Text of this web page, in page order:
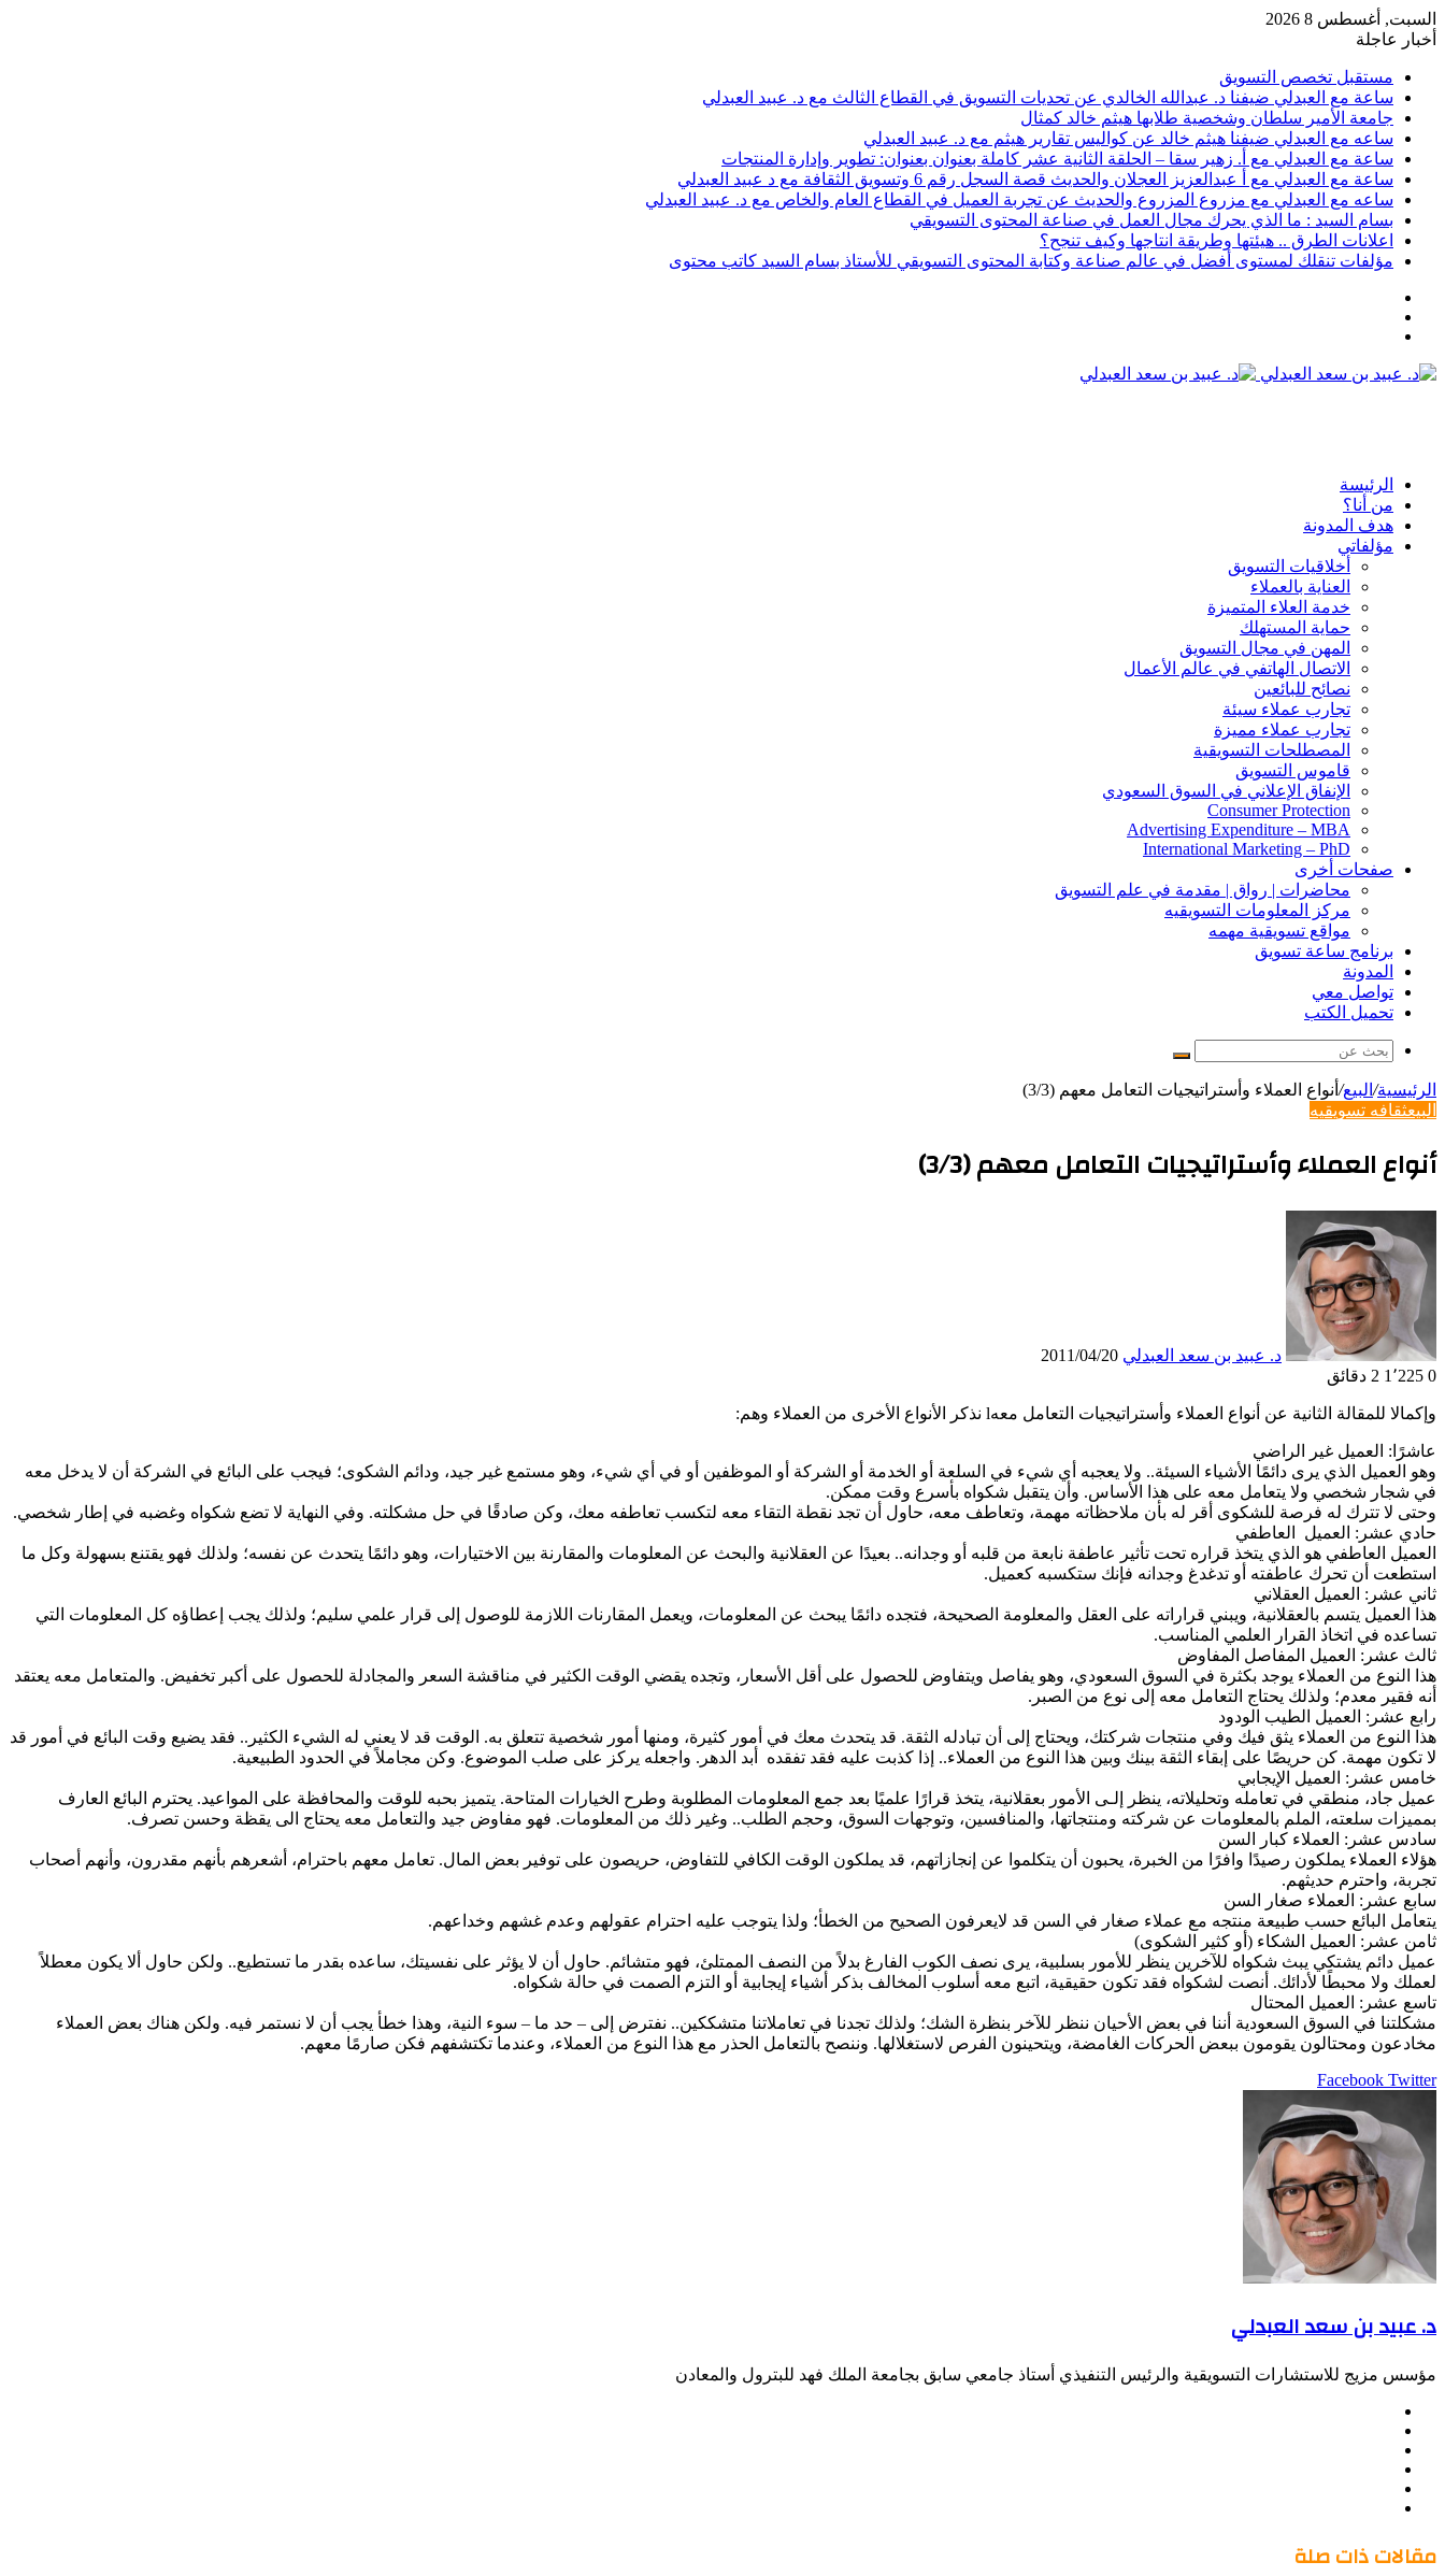
السبت, أغسطس 8 2026
أخبار عاجلة
مستقبل تخصص التسويق
ساعة مع العبدلي ضيفنا د. عبدالله الخالدي عن تحديات التسويق في القطاع الثالث مع د. عبيد العبدلي
جامعة الأمير سلطان وشخصية طلابها هيثم خالد كمثال
ساعه مع العبدلي ضيفنا هيثم خالد عن كواليس تقارير هيثم مع د. عبيد العبدلي
ساعة مع العبدلي مع أ. زهير سقا – الحلقة الثانية عشر كاملة بعنوان بعنوان: تطوير وإدارة المنتجات
ساعة مع العبدلي مع أ عبدالعزيز العجلان والحديث قصة السجل رقم 6 وتسويق الثقافة مع د عبيد العبدلي
ساعه مع العبدلي مع مزروع المزروع والحديث عن تجربة العميل في القطاع العام والخاص مع د. عبيد العبدلي
بسام السيد : ما الذي يحرك مجال العمل في صناعة المحتوى التسويقي
اعلانات الطرق .. هيئتها وطريقة انتاجها وكيف تنجح؟
مؤلفات تنقلك لمستوى أفضل في عالم صناعة وكتابة المحتوى التسويقي للأستاذ بسام السيد كاتب محتوى
القائمة
الرئيسة
من أنا؟
هدف المدونة
مؤلفاتي
أخلاقيات التسويق
العناية بالعملاء
خدمة العلاء المتميزة
حماية المستهلك
المهن في مجال التسويق
الاتصال الهاتفي في عالم الأعمال
نصائح للبائعين
تجارب عملاء سيئة
تجارب عملاء مميزة
المصطلحات التسويقية
قاموس التسويق
الإنفاق الإعلاني في السوق السعودي
Consumer Protection
Advertising Expenditure – MBA
International Marketing – PhD
صفحات أخرى
محاضرات | رواق | مقدمة في علم التسويق
مركز المعلومات التسويقيه
مواقع تسويقية مهمه
برنامج ساعة تسويق
المدونة
تواصل معي
تحميل الكتب
بحث
عن
الرئيسية/ البيع/ أنواع العملاء وأستراتيجيات التعامل معهم (3/3)
البيعثقافه تسويقيه
أنواع العملاء وأستراتيجيات التعامل معهم (3/3)
د. عبيد بن سعد العبدلي 2011/04/20
0
2 دقائق
وإكمالا للمقالة الثانية عن أنواع العملاء وأستراتيجيات التعامل معهl نذكر الأنواع الأخرى من العملاء وهم:
عاشرًا: العميل غير الراضي
وهو العميل الذي يرى دائمًا الأشياء السيئة.. ولا يعجبه أي شيء في السلعة أو الخدمة أو الشركة أو الموظفين أو في أي شيء، وهو مستمع غير جيد، ودائم الشكوى؛ فيجب على البائع في الشركة أن لا يدخل معه
في شجار شخصي ولا يتعامل معه على هذا الأساس. وأن يتقبل شكواه بأسرع وقت ممكن.
وحتى لا تترك له فرصة للشكوى أقر له بأن ملاحظاته مهمة، وتعاطف معه، حاول أن تجد نقطة التقاء معه لتكسب تعاطفه معك، وكن صادقًا في حل مشكلته. وفي النهاية لا تضع شكواه وغضبه في إطار شخصي.
حادي عشر: العميل العاطفي
العميل العاطفي هو الذي يتخذ قراره تحت تأثير عاطفة نابعة من قلبه أو وجدانه.. بعيدًا عن العقلانية والبحث عن المعلومات والمقارنة بين الاختيارات، وهو دائمًا يتحدث عن نفسه؛ ولذلك فهو يقتنع بسهولة وكل ما
استطعت أن تحرك عاطفته أو تدغدغ وجدانه فإنك ستكسبه كعميل.
ثاني عشر: العميل العقلاني
هذا العميل يتسم بالعقلانية، ويبني قراراته على العقل والمعلومة الصحيحة، فتجده دائمًا يبحث عن المعلومات، ويعمل المقارنات اللازمة للوصول إلى قرار علمي سليم؛ ولذلك يجب إعطاؤه كل المعلومات التي
تساعده في اتخاذ القرار العلمي المناسب.
ثالث عشر: العميل المفاصل المفاوض
هذا النوع من العملاء يوجد بكثرة في السوق السعودي، وهو يفاصل ويتفاوض للحصول على أقل الأسعار، وتجده يقضي الوقت الكثير في مناقشة السعر والمجادلة للحصول على أكبر تخفيض. والمتعامل معه يعتقد
أنه فقير معدم؛ ولذلك يحتاج التعامل معه إلى نوع من الصبر.
رابع عشر: العميل الطيب الودود
هذا النوع من العملاء يثق فيك وفي منتجات شركتك، ويحتاج إلى أن تبادله الثقة. قد يتحدث معك في أمور كثيرة، ومنها أمور شخصية تتعلق به. الوقت قد لا يعني له الشيء الكثير.. فقد يضيع وقت البائع في أمور قد
لا تكون مهمة. كن حريصًا على إبقاء الثقة بينك وبين هذا النوع من العملاء.. إذا كذبت عليه فقد تفقده أبد الدهر. واجعله يركز على صلب الموضوع. وكن مجاملاً في الحدود الطبيعية.
خامس عشر: العميل الإيجابي
عميل جاد، منطقي في تعامله وتحليلاته، ينظر إلـى الأمور بعقلانية، يتخذ قرارًا علميًا بعد جمع المعلومات المطلوبة وطرح الخيارات المتاحة. يتميز بحبه للوقت والمحافظة على المواعيد. يحترم البائع العارف
بمميزات سلعته، الملم بالمعلومات عن شركته ومنتجاتها، والمنافسين، وتوجهات السوق، وحجم الطلب.. وغير ذلك من المعلومات. فهو مفاوض جيد والتعامل معه يحتاج الى يقظة وحسن تصرف.
سادس عشر: العملاء كبار السن
هؤلاء العملاء يملكون رصيدًا وافرًا من الخبرة، يحبون أن يتكلموا عن إنجازاتهم، قد يملكون الوقت الكافي للتفاوض، حريصون على توفير بعض المال. تعامل معهم باحترام، أشعرهم بأنهم مقدرون، وأنهم أصحاب
تجربة، واحترم حديثهم.
سابع عشر: العملاء صغار السن
يتعامل البائع حسب طبيعة منتجه مع عملاء صغار في السن قد لايعرفون الصحيح من الخطأ؛ ولذا يتوجب عليه احترام عقولهم وعدم غشهم وخداعهم.
ثامن عشر: العميل الشكاء (أو كثير الشكوى)
عميل دائم يشتكي يبث شكواه للآخرين ينظر للأمور بسلبية، يرى نصف الكوب الفارغ بدلاً من النصف الممتلئ، فهو متشائم. حاول أن لا يؤثر على نفسيتك، ساعده بقدر ما تستطيع.. ولكن حاول ألا يكون معطلاً
لعملك ولا محبطًا لأدائك. أنصت لشكواه فقد تكون حقيقية، اتبع معه أسلوب المخالف بذكر أشياء إيجابية أو التزم الصمت في حالة شكواه.
تاسع عشر: العميل المحتال
مشكلتنا في السوق السعودية أننا في بعض الأحيان ننظر للآخر بنظرة الشك؛ ولذلك تجدنا في تعاملاتنا متشككين.. نفترض إلى – حد ما – سوء النية، وهذا خطأ يجب أن لا نستمر فيه. ولكن هناك بعض العملاء
مخادعون ومحتالون يقومون ببعض الحركات الغامضة، ويتحينون الفرص لاستغلالها. وننصح بالتعامل الحذر مع هذا النوع من العملاء، وعندما تكتشفهم فكن صارمًا معهم.
Facebook Twitter
LinkedIn
Pinterest
مشاركة
عبر
البريد
طباعة
د. عبيد بن سعد العبدلي
مؤسس مزيج للاستشارات التسويقية والرئيس التنفيذي أستاذ جامعي سابق بجامعة الملك فهد للبترول والمعادن
مقالات ذات صلة